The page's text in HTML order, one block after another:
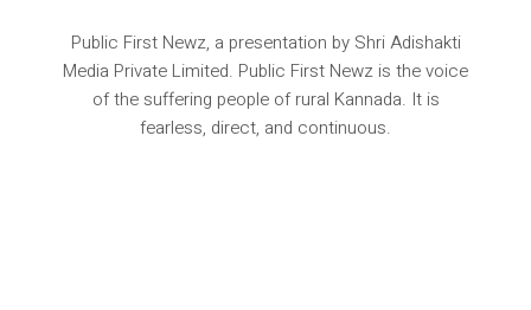
Public First Newz, a presentation by Shri Adishakti
Media Private Limited. Public First Newz is the voice
of the suffering people of rural Kannada. It is
fearless, direct, and continuous.